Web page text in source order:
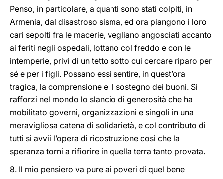
Penso, in particolare, a quanti sono stati colpiti, in
Armenia, dal disastroso sisma, ed ora piangono i loro
cari sepolti fra le macerie, vegliano angosciati accanto
ai feriti negli ospedali, lottano col freddo e con le
intemperie, privi di un tetto sotto cui cercare riparo per
sé e per i figli. Possano essi sentire, in quest’ora
tragica, la comprensione e il sostegno dei buoni. Si
rafforzi nel mondo lo slancio di generosità che ha
mobilitato governi, organizzazioni e singoli in una
meravigliosa catena di solidarietà, e col contributo di
tutti si avvii l’opera di ricostruzione così che la
speranza torni a rifiorire in quella terra tanto provata.
8. Il mio pensiero va pure ai poveri di quel bene